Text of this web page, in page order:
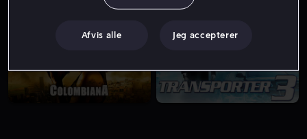
Fra 49 kr
Afvis alle Jeg accepterer